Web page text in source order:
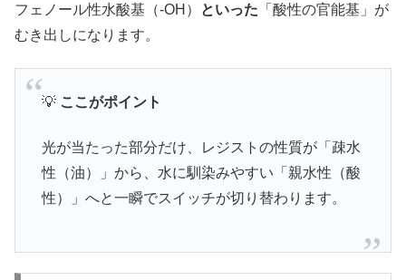
フェノール性水酸基（-OH）
といった 「酸性の官能基」が
むき出しになります。
💡 ここがポイント
光が当たった部分だけ、レジストの性質が「疎水
性（油）」から、水に馴染みやすい「親水性（酸
性）」へと一瞬でスイッチが切り替わります。